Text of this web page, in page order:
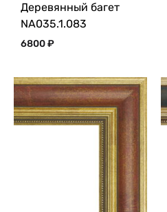
Деревянный багет
NA035.1.083
6800₽